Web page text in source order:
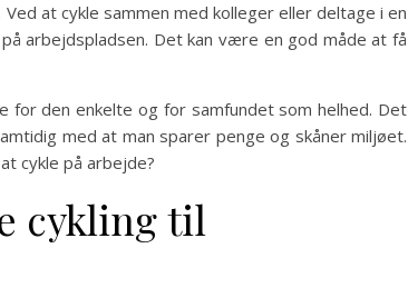
at cykle sammen med kolleger eller deltage i en
arbejdspladsen. Det kan være en god måde at få
for den enkelte og for samfundet som helhed. Det
med at man sparer penge og skåner miljøet.
cykle på arbejde?
cykling til